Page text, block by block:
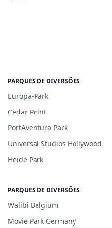
PARQUES DE DIVERSÕES
Europa-Park
Cedar Point
PortAventura Park
Universal Studios Hollywood
Heide Park
PARQUES DE DIVERSÕES
Walibi Belgium
Movie Park Germany